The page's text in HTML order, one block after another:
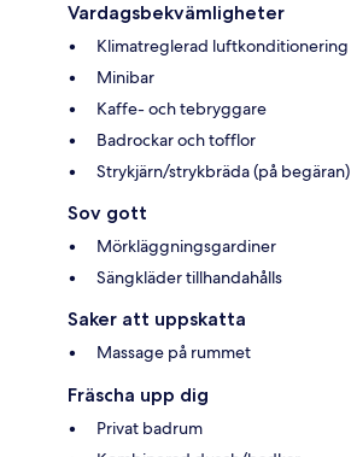
Vardagsbekvämligheter
Klimatreglerad luftkonditionering
Minibar
Kaffe- och tebryggare
Badrockar och tofflor
Strykjärn/strykbräda (på begäran)
Sov gott
Mörkläggningsgardiner
Sängkläder tillhandahålls
Saker att uppskatta
Massage på rummet
Fräscha upp dig
Privat badrum